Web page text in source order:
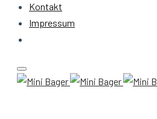
Kontakt
Impressum